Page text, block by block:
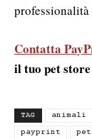
Contatta
il tuo pet store
TAG animali
payprint
pet